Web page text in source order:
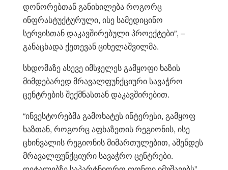
დონორებთან განიხილება როგორც
ინფრასტუქტურული, ისე სამედიცინო
სერვისთან დაკავშირებული პროექტები”, –
განაცხადა ქეთევან ციხელაშვილმა.
სხდომაზე ასევე იმსჯელეს გამყოფი ხაზის
მიმდებარედ მრავალფუნქციური სავაჭრო
ცენტრების შექმნასთან დაკავშირებით.
“ინვესტორებმა გამოხატეს ინტერესი, გამყოფ
ხაზთან, როგორც აფხაზეთის რეგიონის, ისე
ცხინვალის რეგიონის მიმართულებით, აშენდეს
მრავალფუნქციური სავაჭრო ცენტრები.